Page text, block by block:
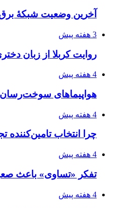
آخرین وضعیت شبکۀ
3 هفته پیش
روایت کربلا از زبان
4 هفته پیش
هواپیماهای سوخت‌رسان
4 هفته پیش
چرا انتخاب
4 هفته پیش
تفکر «تساوی» باعث
4 هفته پیش